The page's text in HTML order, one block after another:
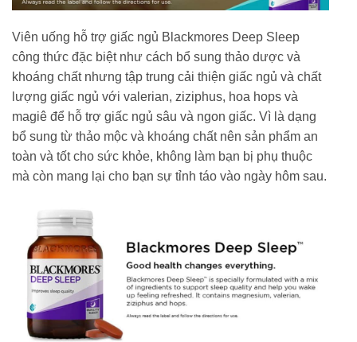
Viên uống hỗ trợ giấc ngủ Blackmores Deep Sleep
công thức đặc biệt như cách bổ sung thảo dược và
khoáng chất nhưng tập trung cải thiện giấc ngủ và chất
lượng giấc ngủ với valerian, ziziphus, hoa hops và
magiê để hỗ trợ giấc ngủ sâu và ngon giấc. Vì là dạng
bổ sung từ thảo mộc và khoáng chất nên sản phẩm an
toàn và tốt cho sức khỏe, không làm bạn bị phụ thuộc
mà còn mang lại cho bạn sự tỉnh táo vào ngày hôm sau.